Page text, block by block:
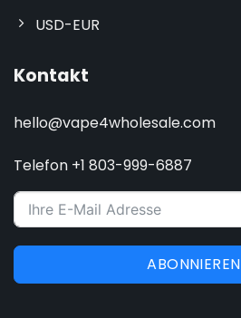
USD-EUR
Kontakt
hello@vape4wholesale.com
Telefon +1 803-999-6887
ABONNIEREN